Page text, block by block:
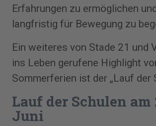
Erfahrungen zu ermöglichen
langfristig für Bewegung zu
Ein weiteres von Stade 21 und
ins Leben gerufene Highlight
Sommerferien ist der „Lauf der
Lauf der Schulen am
Juni